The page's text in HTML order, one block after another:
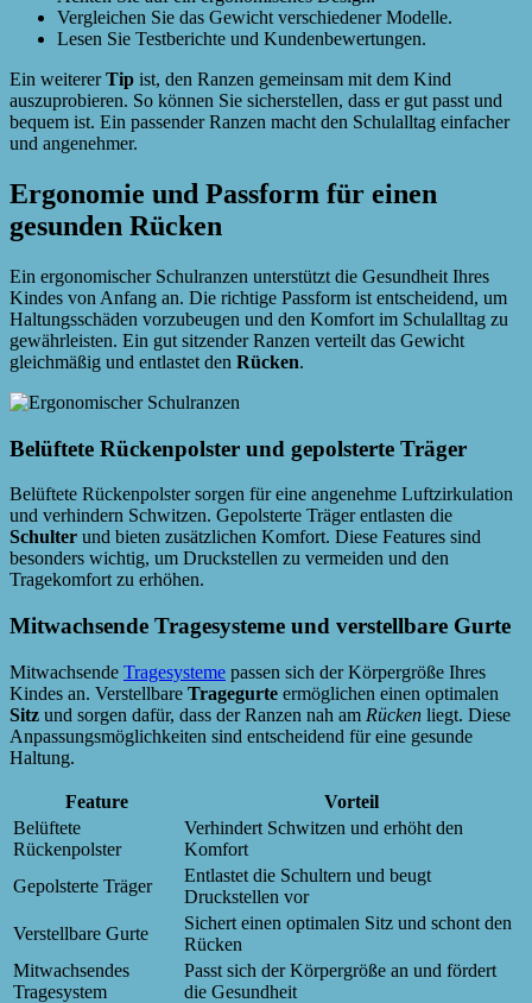
Vergleichen Sie das Gewicht verschiedener Modelle.
Lesen Sie Testberichte und Kundenbewertungen.
Ein weitererTip ist, den Ranzen gemeinsam mit dem Kind
auszuprobieren. So können Sie sicherstellen, dass er gut passt und
bequem ist. Ein passender Ranzen macht den Schulalltag einfacher
und angenehmer.
Ergonomie und Passform für einen
gesunden Rücken
Ein ergonomischer Schulranzen unterstützt die Gesundheit Ihres
Kindes von Anfang an. Die richtige Passform ist entscheidend, um
Haltungsschäden vorzubeugen und den Komfort im Schulalltag zu
gewährleisten. Ein gut sitzender Ranzen verteilt das Gewicht
gleichmäßig und entlastet den Rücken.
Belüftete Rückenpolster und gepolsterte Träger
Belüftete Rückenpolster sorgen für eine angenehme Luftzirkulation
und verhindern Schwitzen. Gepolsterte Träger entlasten die
Schulter und bieten zusätzlichen Komfort. Diese Features sind
besonders wichtig, um Druckstellen zu vermeiden und den
Tragekomfort zu erhöhen.
Mitwachsende Tragesysteme und verstellbare Gurte
Mitwachsende Tragesysteme passen sich der Körpergröße Ihres
Kindes an. Verstellbare Tragegurte ermöglichen einen optimalen
Sitz und sorgen dafür, dass der Ranzen nah am Rücken liegt. Diese
Anpassungsmöglichkeiten sind entscheidend für eine gesunde
Haltung.
Feature
Vorteil
Belüftete
Rückenpolster
Verhindert Schwitzen und erhöht den
Komfort
Gepolsterte Träger
Entlastet die Schultern und beugt
Druckstellen vor
Verstellbare Gurte
Sichert einen optimalen Sitz und schont den
Rücken
Mitwachsendes
Tragesystem
Passt sich der Körpergröße an und fördert
die Gesundheit